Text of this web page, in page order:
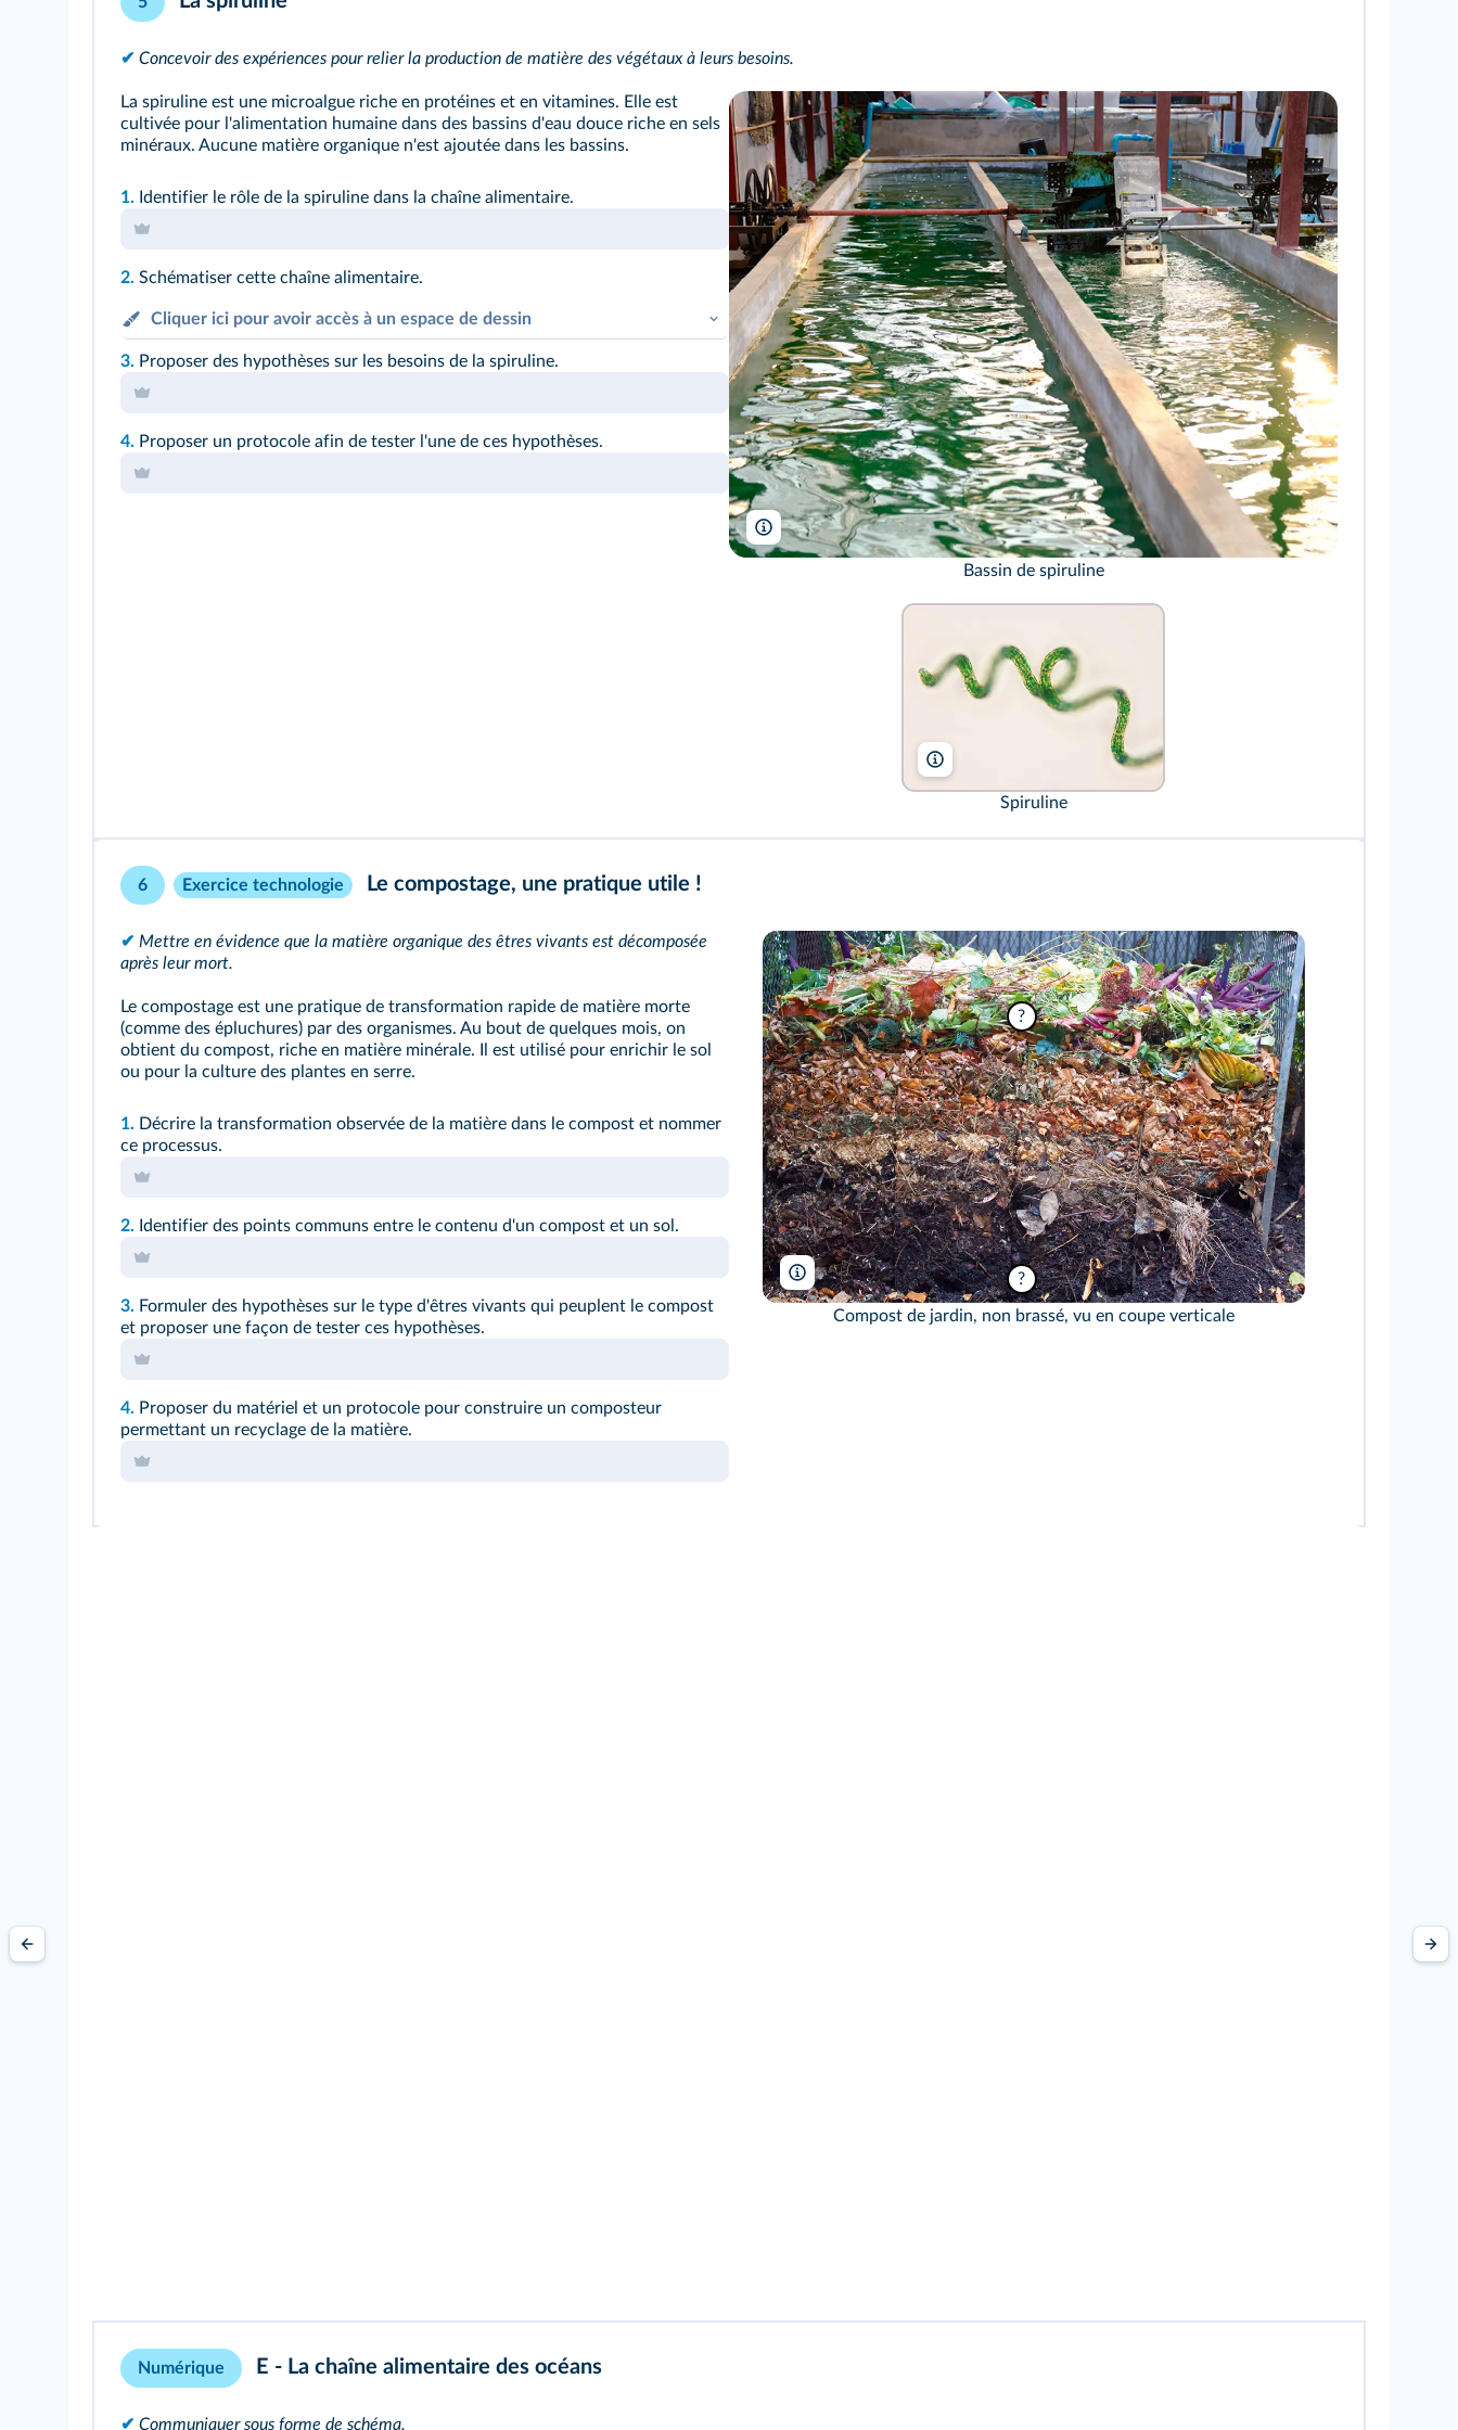
✔ Concevoir des expériences pour relier la production de matière des végétaux à leurs besoins.
La spiruline est une microalgue riche en protéines et en vitamines. Elle est
cultivée pour l'alimentation humaine dans des bassins d'eau douce riche en sels
minéraux. Aucune matière organique n'est ajoutée dans les bassins.
1. Identifier le rôle de la spiruline dans la chaîne alimentaire.
2. Schématiser cette chaîne alimentaire.
Cliquer ici pour avoir accès à un espace de dessin
3. Proposer des hypothèses sur les besoins de la spiruline.
4. Proposer un protocole afin de tester l'une de ces hypothèses.
88studio/Shutterstock
Bassin de spiruline
Spiruline
6 Exercice technologie Le compostage, une pratique utile !
✔ Mettre en évidence que la matière organique des êtres vivants est décomposée
après leur mort.
Le compostage est une pratique de transformation rapide de matière morte
(comme des épluchures) par des organismes. Au bout de quelques mois, on
obtient du compost, riche en matière minérale. Il est utilisé pour enrichir le sol
ou pour la culture des plantes en serre.
1. Décrire la transformation observée de la matière dans le compost et nommer
ce processus.
2. Identifier des points communs entre le contenu d'un compost et un sol.
3. Formuler des hypothèses sur le type d'êtres vivants qui peuplent le compost
et proposer une façon de tester ces hypothèses.
4. Proposer du matériel et un protocole pour construire un composteur
permettant un recyclage de la matière.
?
?
Wirestock, Inc./Alamy
Compost de jardin, non brassé, vu en coupe verticale
Numérique E - La chaîne alimentaire des océans
✔ Communiquer sous forme de schéma.